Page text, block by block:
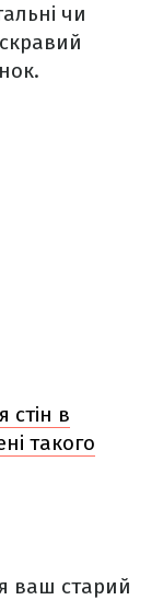
чи
стін в
такого
ваш старий